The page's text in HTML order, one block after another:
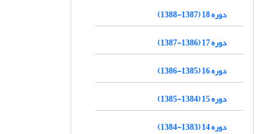
دوره 18 (1387-1388)
دوره 17 (1386-1387)
دوره 16 (1385-1386)
دوره 15 (1384-1385)
دوره 14 (1383-1384)